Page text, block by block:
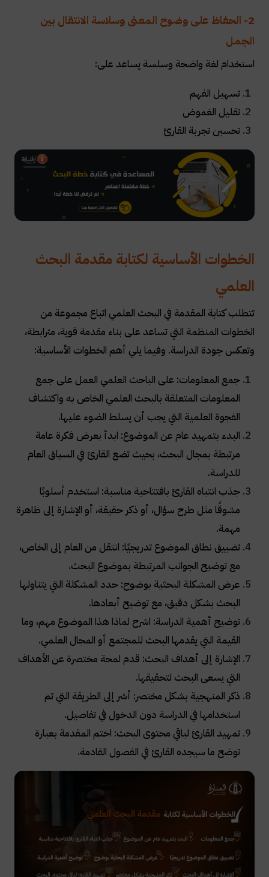
2- الحفاظ على وضوح المعنى وسلاسة الانتقال بين
الجمل
استخدام لغة واضحة وسلسة يساعد على:
تسهيل الفهم
تقليل الغموض
تحسين تجربة القارئ
الخطوات الأساسية لكتابة مقدمة البحث
العلمي
تتطلب كتابة المقدمة في البحث العلمي اتباع مجموعة من
الخطوات المنظمة التي تساعد على بناء مقدمة قوية، مترابطة،
وتعكس جودة الدراسة. وفيما يلي أهم الخطوات الأساسية:
جمع المعلومات: على الباحث العلمي العمل على جمع
المعلومات المتعلقة بالبحث العلمي الخاص به واكتشاف
الفجوة العلمية التي يجب أن يسلط الضوء عليها.
البدء بتمهيد عام عن الموضوع: ابدأ بعرض فكرة عامة
مرتبطة بمجال البحث، بحيث تضع القارئ في السياق العام
للدراسة.
جذب انتباه القارئ بافتتاحية مناسبة: استخدم أسلوبًا
مشوقًا مثل طرح سؤال، أو ذكر حقيقة، أو الإشارة إلى ظاهرة
مهمة.
تضييق نطاق الموضوع تدريجيًا: انتقل من العام إلى الخاص،
مع توضيح الجوانب المرتبطة بموضوع البحث.
عرض المشكلة البحثية بوضوح: حدد المشكلة التي يتناولها
البحث بشكل دقيق، مع توضيح أبعادها.
توضيح أهمية الدراسة: اشرح لماذا هذا الموضوع مهم، وما
القيمة التي يقدمها البحث للمجتمع أو المجال العلمي.
الإشارة إلى أهداف البحث: قدم لمحة مختصرة عن الأهداف
التي يسعى البحث لتحقيقها.
ذكر المنهجية بشكل مختصر: أشر إلى الطريقة التي تم
استخدامها في الدراسة دون الدخول في تفاصيل.
تمهيد القارئ لباقي محتوى البحث: اختم المقدمة بعبارة
توضح ما سيجده القارئ في الفصول القادمة.